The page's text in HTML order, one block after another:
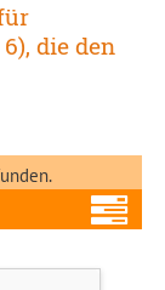
die den